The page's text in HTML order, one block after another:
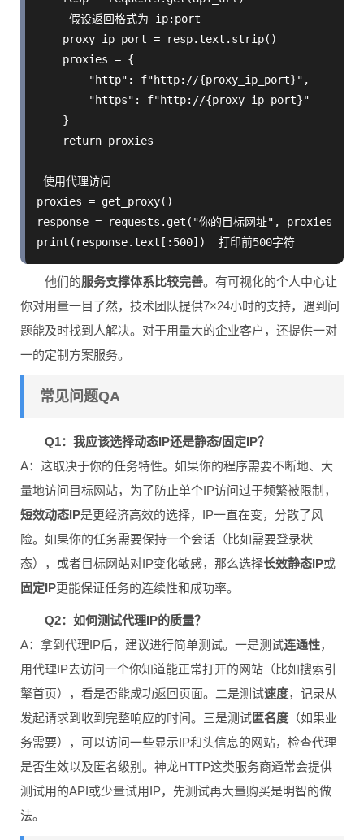
     假设返回格式为 ip:port
    proxy_ip_port = resp.text.strip()
    proxies = {
        "http": f"http://{proxy_ip_port}",
        "https": f"http://{proxy_ip_port}"
    }
    return proxies
使用代理访问
proxies = get_proxy()
response = requests.get("你的目标网址",
他们的服务支撑体系比较完善。有可视化的个人中心让
你对用量一目了然，技术团队提供7×24小时的支持，遇到问
题能及时找到人解决。对于用量大的企业客户，还提供一对
一的定制方案服务。
常见问题QA
Q1：我应该选择动态IP还是静态/固定IP？
A：这取决于你的任务特性。如果你的程序需要不断地、大
量地访问目标网站，为了防止单个IP访问过于频繁被限制，
短效动态IP是更经济高效的选择，IP一直在变，分散了风
险。如果你的任务需要保持一个会话（比如需要登录状
态），或者目标网站对IP变化敏感，那么选择长效静态IP或
固定IP更能保证任务的连续性和成功率。
Q2：如何测试代理IP的质量？
A：拿到代理IP后，建议进行简单测试。一是测试连通性，
用代理IP去访问一个你知道能正常打开的网站（比如搜索引
擎首页），看是否能成功返回页面。二是测试速度，记录从
发起请求到收到完整响应的时间。三是测试匿名度 （如果业
务需要），可以访问一些显示IP和头信息的网站，检查代理
是否生效以及匿名级别。神龙HTTP这类服务商通常会提供
测试用的API或少量试用IP，先测试再大量购买是明智的做
法。